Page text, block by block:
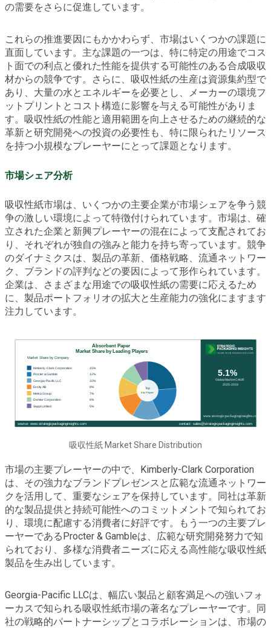
の需要をさらに促進しています。
これらの推進要因にもかかわらず、市場はいくつかの課題に
直面しています。主な課題の一つは、特に特定の用途でコス
ト面での利点と優れた性能を提供する可能性のある合成吸収
材からの競争です。さらに、吸収性紙の生産は資源集約型で
あり、大量の水とエネルギーを必要とし、メーカーの環境フ
ットプリントとコスト構造に影響を与える可能性がありま
す。吸収性紙の性能と適用範囲を向上させるための継続的な
革新と研究開発への投資の必要性も、特に限られたリソース
を持つ小規模なプレーヤーにとって課題となります。
市場シェア分析
吸収性紙市場は、いくつかの主要企業が市場シェアを争う競
争の激しい環境によって特徴付けられています。市場は、確
立された企業と新興プレーヤーの混在によって支配されてお
り、それぞれが独自の強みと能力を持ち寄っています。競争
のダイナミクスは、製品の革新、価格戦略、流通ネットワー
ク、ブランドの評判などの要因によって形作られています。
企業は、さまざまな用途での吸収性紙の需要に応えるため
に、製品ポートフォリオの拡大と生産能力の強化にますます
注力しています。
吸収性紙 Market Share Distribution
市場の主要プレーヤーの中で、Kimberly-Clark Corporation
は、その強力なブランドプレゼンスと広範な流通ネットワー
クを活用して、重要なシェアを保持しています。同社は革新
的な製品提供と持続可能性へのコミットメントで知られてお
り、環境に配慮する消費者に好評です。もう一つの主要プレ
ーヤーであるProcter & Gambleは、広範な研究開発努力で知
られており、多様な消費者ニーズに応える高性能な吸収性紙
製品を生み出しています。
Georgia-Pacific LLCは、幅広い製品と顧客満足への強いフォ
ーカスで知られる吸収性紙市場の著名なプレーヤーです。同
社の戦略的パートナーシップとコラボレーションは、市場の